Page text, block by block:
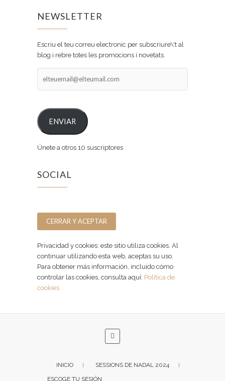
NEWSLETTER
Escriu el teu correu electronic per subscriure\'t al
blog i rebre totes les promocions i novetats.
ENVIAR
Únete a otros 10 suscriptores
SOCIAL
Privacidad y cookies: este sitio utiliza cookies. Al
continuar utilizando esta web, aceptas su uso.
Para obtener más información, incluido cómo
controlar las cookies, consulta aquí: Política de
cookies
INICIO
SESSIONS DE NADAL 2024
ESCOGE TU SESIÓN